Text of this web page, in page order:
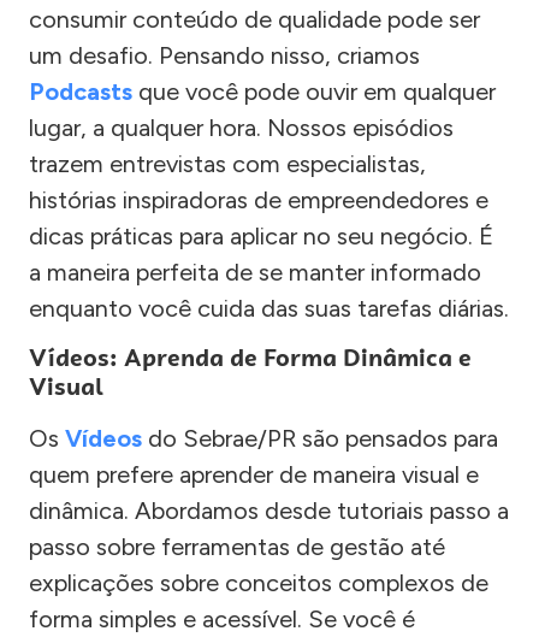
consumir conteúdo de qualidade pode ser
um desafio. Pensando nisso, criamos
Podcasts que você pode ouvir em qualquer
lugar, a qualquer hora. Nossos episódios
trazem entrevistas com especialistas,
histórias inspiradoras de empreendedores e
dicas práticas para aplicar no seu negócio. É
a maneira perfeita de se manter informado
enquanto você cuida das suas tarefas diárias.
Vídeos: Aprenda de Forma Dinâmica e
Visual
Os Vídeos do Sebrae/PR são pensados para
quem prefere aprender de maneira visual e
dinâmica. Abordamos desde tutoriais passo a
passo sobre ferramentas de gestão até
explicações sobre conceitos complexos de
forma simples e acessível. Se você é